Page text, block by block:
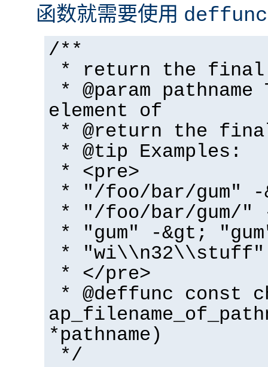
函数就需要使用 deffunc
/**
* return the final
* @param
element of
* @return the
* @tip Examples:
* <pre>
* "/foo/bar/gum" -
* "/foo/bar/gum/"
* "gum" -&gt;
*
* </pre>
* @deffunc const
*pathname)
*/